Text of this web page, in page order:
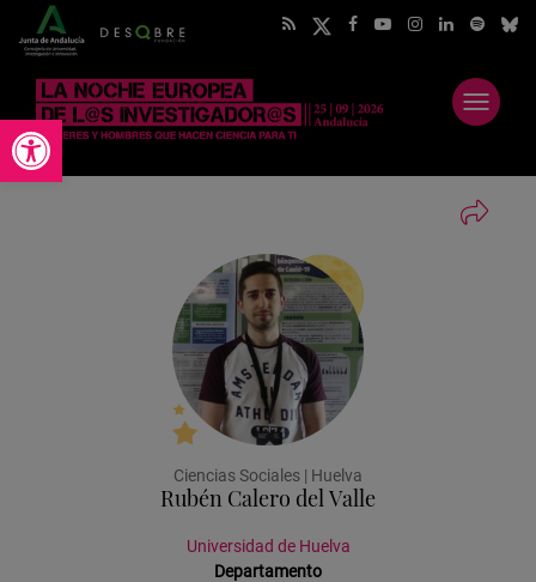
Abrir barra de herramientas
Abrir
menú
Ciencias Sociales | Huelva
Rubén Calero del Valle
Universidad de Huelva
Departamento